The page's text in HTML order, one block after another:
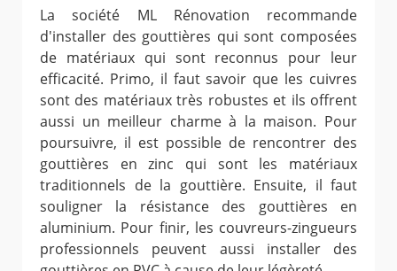
La société ML Rénovation recommande
d'installer des gouttières qui sont composées
de matériaux qui sont reconnus pour leur
efficacité. Primo, il faut savoir que les cuivres
sont des matériaux très robustes et ils offrent
aussi un meilleur charme à la maison. Pour
poursuivre, il est possible de rencontrer des
gouttières en zinc qui sont les matériaux
traditionnels de la gouttière. Ensuite, il faut
souligner la résistance des gouttières en
aluminium. Pour finir, les couvreurs-zingueurs
professionnels peuvent aussi installer des